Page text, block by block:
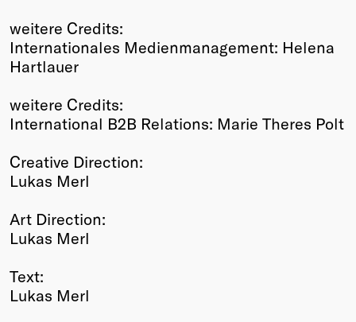
weitere Credits:
Internationales Medienmanagement: Helena
Hartlauer
weitere Credits:
International B2B Relations: Marie Theres Polt
Creative Direction:
Lukas Merl
Art Direction:
Lukas Merl
Text:
Lukas Merl